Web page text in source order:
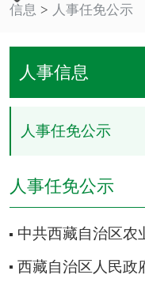
信息 > 人事任免公示
人事信息
人事任免公示
人事任免公示
中共西藏自治区农业农村厅党组关于米
西藏自治区人民政府关于王冠杰